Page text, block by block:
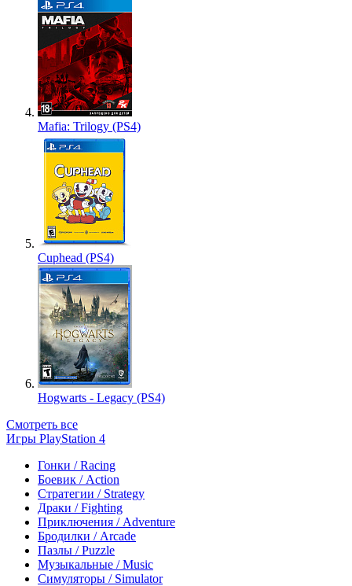
Mafia: Trilogy (PS4)
Cuphead (PS4)
Hogwarts - Legacy (PS4)
Смотреть все
Игры PlayStation 4
Гонки / Racing
Боевик / Action
Стратегии / Strategy
Драки / Fighting
Приключения / Adventure
Бродилки / Arcade
Пазлы / Puzzle
Музыкальные / Music
Симуляторы / Simulator